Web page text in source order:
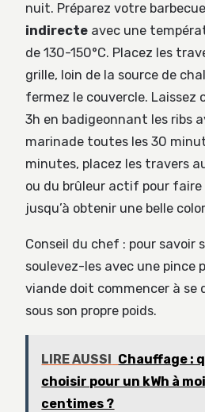
nuit. Préparez votre
indirecte avec une
de 130-150°C. Placez les
grille, loin de la source de
fermez le couvercle. Laissez
3h en badigeonnant les ribs
marinade toutes les 30
minutes, placez les travers
ou du brûleur actif pour faire
jusqu’à obtenir une belle
Conseil du chef : pour savoir
soulevez-les avec une pince
viande doit commencer à se
sous son propre poids.
LIRE AUSSI Chauffage :
choisir pour un kWh à
centimes ?